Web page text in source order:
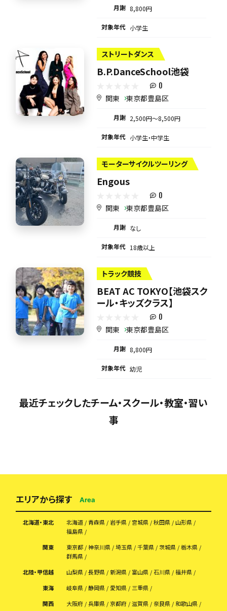
月謝 8,800円
対象年代 小学生
ストリートダンス
B.P.DanceSchool池袋
0
関東 東京都豊島区
月謝 2,500円〜8,500円
対象年代 小学生・中学生
モーターサイクルツーリング
Engous
0
関東 東京都豊島区
月謝 なし
対象年代 18歳以上
トラック競技
BEAT AC TOKYO【池袋スク
ール・キッズクラス】
0
関東 東京都豊島区
月謝 8,800円
対象年代 幼児
最近チェックしたチーム・スクール・教室・習い
事
エリアから探す Area
北海道・東北 北海道 青森県 岩手県 宮城県 秋田県
山形県
福島県
関東
東京都 神奈川県 埼玉県 千葉県 茨城県
栃木県
群馬県
北陸・甲信越
山梨県 長野県 新潟県 富山県 石川県
福井県
東海
岐阜県 静岡県 愛知県
三重県
関西
大阪府 兵庫県 京都府 滋賀県 奈良県
和歌山県